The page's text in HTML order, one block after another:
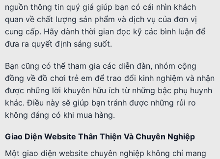
nguồn thông tin quý giá giúp bạn có cái nhìn khách
quan về chất lượng sản phẩm và dịch vụ của đơn vị
cung cấp. Hãy dành thời gian đọc kỹ các bình luận để
đưa ra quyết định sáng suốt.
Bạn cũng có thể tham gia các diễn đàn, nhóm cộng
đồng về đồ chơi trẻ em để trao đổi kinh nghiệm và nhận
được những lời khuyên hữu ích từ những bậc phụ huynh
khác. Điều này sẽ giúp bạn tránh được những rủi ro
không đáng có khi mua hàng.
Giao Diện Website Thân Thiện Và Chuyên Nghiệp
Một giao diện website chuyên nghiệp không chỉ mang